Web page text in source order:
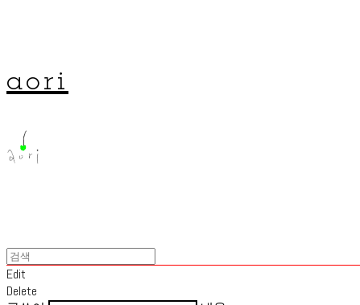
aori
Edit
Delete